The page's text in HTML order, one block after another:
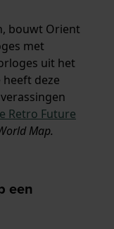
bouwt Orient
met
uit het
deze
Retro Future
Map.
een